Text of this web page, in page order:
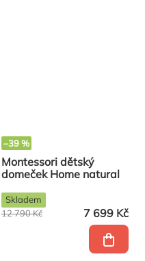
–39 %
Montessori dětský
domeček Home natural
7 699 Kč
12 790 Kč
Skladem